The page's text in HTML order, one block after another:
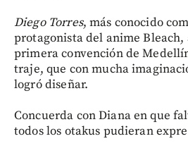
Diego Torres, más conocido
protagonista del anime Bleach,
primera convención de
traje, que con mucha
logró diseñar.
Concuerda con Diana en que
todos los otakus pudieran